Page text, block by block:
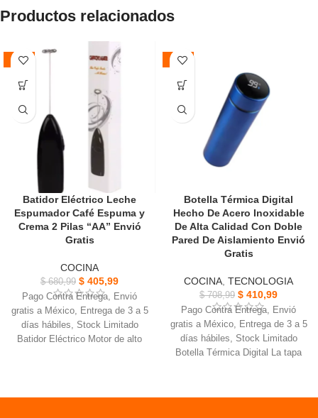
cilindros y mantener frescos los
Base de Poliuretano, Acabado
que es ideal para que no se
mueva el utensilio donde se
servirá.
Su diseño permite la sanidad del
producto guardado, dispensado y
manipulación.
Diámetro más grande, carga más
Fácil montar y operar, poner el
relleno de carne, poner la
carcasa en el tubo, presionar y
atar.
Hecho de material de
polipropileno apto para alimentos,
adecuado hacer salchichas, etc.
Productos relacionados
-40%
Batidor Eléctrico Leche
Espumador Café Espuma y
Crema 2 Pilas “AA” Envió
Gratis
COCINA
$680,99 $ 405,99
Pago Contra Entrega, Envió
gratis a México, Entrega de 3 a 5
días hábiles, Stock Limitado
Batidor Eléctrico Motor de alto
café, bebida mezcladas Sirve
-42%
Botella Térmica Digital
Hecho De Acero Inoxidable
De Alta Calidad Con Doble
Pared De Aislamiento Envió
Gratis
COCINA TECNOLOGIA
$708,99 $ 410,99
Pago Contra Entrega, Envió
gratis a México, Entrega de 3 a 5
días hábiles, Stock Limitado
Botella Térmica Digital La tapa
La pantalla LED hace que sea